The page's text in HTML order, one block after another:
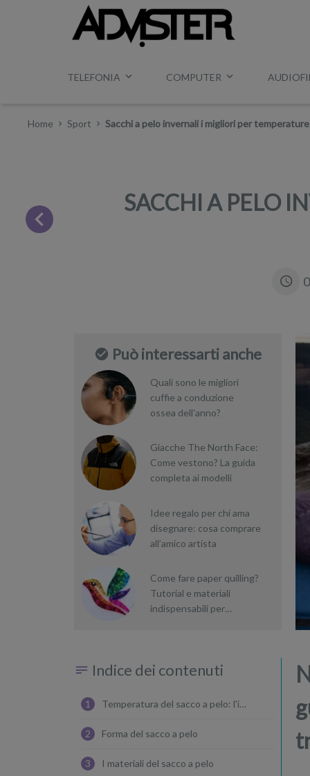
TELEFONIA COMPUTER
Home Sport Sacchi a pelo invernali i migliori per
SACCHI A PELO
Può interessarti anche
Quali sono le migliori
cuffie a conduzione
ossea dell'anno?
Giacche The North Face:
Come vestono? La guida
completa ai modelli
Idee regalo per chi ama
disegnare: cosa comprare
all’amico artista
Come fare paper quilling?
Tutorial e materiali
indispensabili per
Indice dei contenuti
1 Temperatura del sacco a pelo: l'importanza dei termici
2 Forma del sacco a pelo
3 I materiali del sacco a pelo